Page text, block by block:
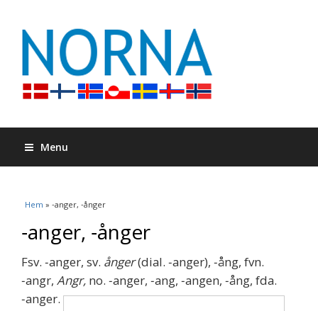
Menu
Du är här
Hem » ‐anger, ‐ånger
‐anger, ‐ånger
Fsv. ‐anger, sv. ånger(dial. ‐anger), ‐ång, fvn.
‐angr, Angr, no. ‐anger, ‐ang, ‐angen, ‐ång, fda.
‐anger.